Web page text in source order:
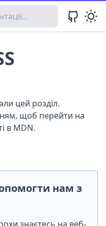
цей розділ.
щоб перейти на
в MDN.
нам з